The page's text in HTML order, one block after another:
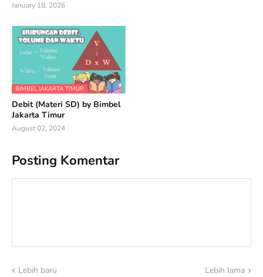
January 18, 2026
BIMBEL JAKARTA TIMUR
Debit (Materi SD) by Bimbel
Jakarta Timur
August 02, 2024
Posting Komentar
Lebih baru Lebih lama